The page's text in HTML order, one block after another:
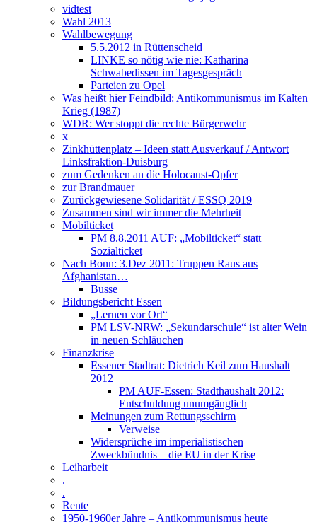
vidtest
Wahl 2013
Wahlbewegung
5.5.2012 in Rüttenscheid
LINKE so nötig wie nie: Katharina
Schwabedissen im Tagesgespräch
Parteien zu Opel
Was heißt hier Feindbild: Antikommunismus im Kalten
Krieg (1987)
WDR: Wer stoppt die rechte Bürgerwehr
x
Zinkhüttenplatz – Ideen statt Ausverkauf / Antwort
Linksfraktion-Duisburg
zum Gedenken an die Holocaust-Opfer
zur Brandmauer
Zurückgewiesene Solidarität / ESSQ 2019
Zusammen sind wir immer die Mehrheit
Mobilticket
PM 8.8.2011 AUF: „Mobilticket“ statt
Sozialticket
Nach Bonn: 3.Dez 2011: Truppen Raus aus
Afghanistan…
Busse
Bildungsbericht Essen
„Lernen vor Ort“
PM LSV-NRW: „Sekundarschule“ ist alter Wein
in neuen Schläuchen
Finanzkrise
Essener Stadtrat: Dietrich Keil zum Haushalt
2012
PM AUF-Essen: Stadthaushalt 2012:
Entschuldung unumgänglich
Meinungen zum Rettungsschirm
Verweise
Widersprüche im imperialistischen
Zweckbündnis – die EU in der Krise
Leiharbeit
.
.
Rente
1950-1960er Jahre – Antikommunismus heute